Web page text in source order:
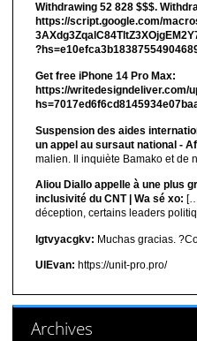
Withdrawing 52 828 $$$.
https://script.google.com/
Get free iPhone 14 Pro Max:
https://writedesigndeliver.com/
Suspension des aides
un appel au sursaut national -
malien. Il inquiète Bamako et de n
Aliou Diallo appelle à une plus
inclusivité du CNT | Wa sé xo:
déception, certains leaders
lgtvyacgkv: Muchas gracias.
UIEvan: https://unit-pro.pro/
Archives